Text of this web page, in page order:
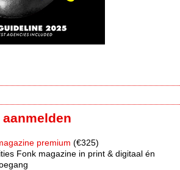
premium (€325)
Fonk magazine in print & digitaal én